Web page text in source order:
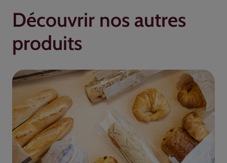
Découvrir nos autres
produits